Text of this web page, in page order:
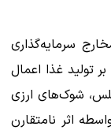
سرمایه‌گذاری
تولید غذا اعمال
شوک‌های ارزی
اثر نامتقارن